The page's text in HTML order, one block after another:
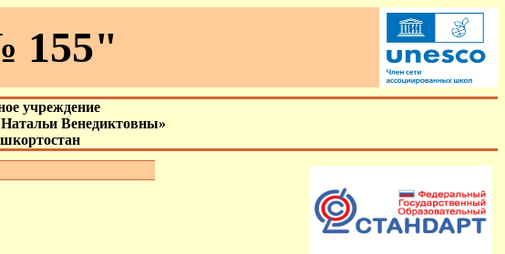
учреждение
Венедиктовны»